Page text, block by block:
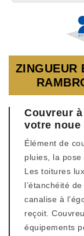
ZINGUEUR
Couvreur
votre noue
Élément de
pluies, la pose
Les toitures
l’étanchéité
canalise à
reçoit.
équipements